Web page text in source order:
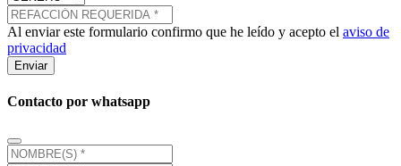
Al enviar este formulario confirmo que he leído y acepto el aviso de
privacidad
Enviar
Contacto por whatsapp